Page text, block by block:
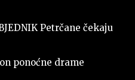
Petrčane čekaju
ponoćne drame